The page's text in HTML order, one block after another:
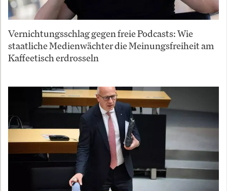
Vernichtungsschlag gegen freie Podcasts: Wie
staatliche Medienwächter die Meinungsfreiheit am
Kaffeetisch erdrosseln